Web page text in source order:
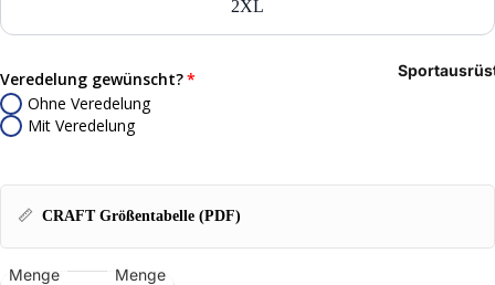
Caps
2XL
Veredelung gewünscht?
Ohne Veredelung
Mit Veredelung
📏 CRAFT Größentabelle (PDF)
Menge
Menge